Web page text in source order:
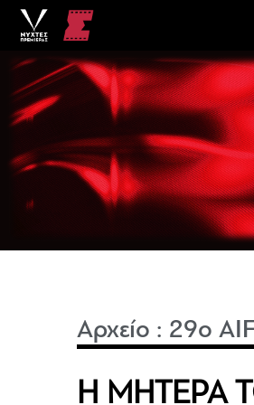
Αρχείο : 29o
Η ΜΗΤΕΡΑ